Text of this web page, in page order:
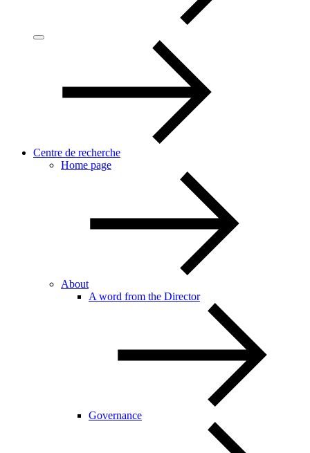
Centre de recherche
Home page
About
A word from the Director
Governance